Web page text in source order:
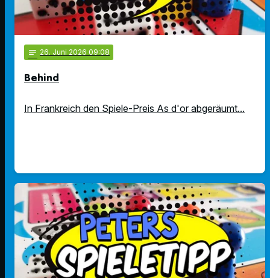
notes 26. Juni 2026 09:08
Behind
In Frankreich den Spiele-Preis As d'or abgeräumt...